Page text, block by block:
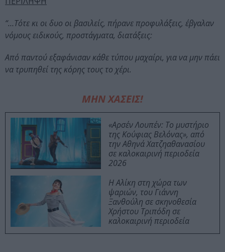
“…Τότε κι οι δυο οι βασιλείς, πήρανε προφυλάξεις, έβγαλαν
νόμους ειδικούς, προστάγματα, διατάξεις:
Από παντού εξαφάνισαν κάθε τύπου μαχαίρι, για να μην πάει
να τρυπηθεί της κόρης τους το χέρι.
ΜΗΝ ΧΑΣΕΙΣ!
«Αρσέν Λουπέν: Το μυστήριο
της Κούφιας Βελόνας», από
την Αθηνά Χατζηαθανασίου
σε καλοκαιρινή περιοδεία
2026
Η Αλίκη στη χώρα των
ψαριών, του Γιάννη
Ξανθούλη σε σκηνοθεσία
Χρήστου Τριπόδη σε
καλοκαιρινή περιοδεία